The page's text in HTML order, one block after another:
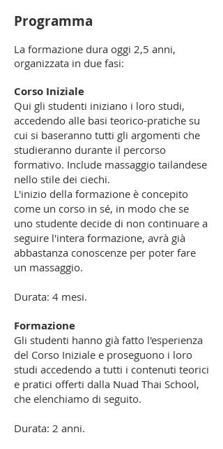
Programma
La formazione dura oggi 2,5 anni,
organizzata in due fasi:
Corso Iniziale
Qui gli studenti iniziano i loro studi,
accedendo alle basi teorico-pratiche su
cui si baseranno tutti gli argomenti che
studieranno durante il percorso
formativo. Include massaggio tailandese
nello stile dei ciechi.
L'inizio della formazione è concepito
come un corso in sé, in modo che se
uno studente decide di non continuare a
seguire l'intera formazione, avrà già
abbastanza conoscenze per poter fare
un massaggio.
Durata: 4 mesi.
Formazione
Gli studenti hanno già fatto l'esperienza
del Corso Iniziale e proseguono i loro
studi accedendo a tutti i contenuti teorici
e pratici offerti dalla Nuad Thai School,
che elenchiamo di seguito.
Durata: 2 anni.